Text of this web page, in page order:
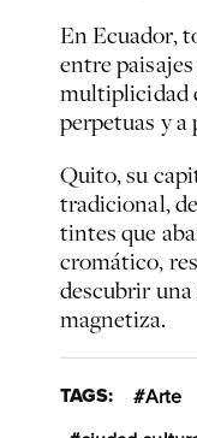
En Ecuador,
entre
multiplicidad
perpetuas y a
Quito, su
tradicional,
tintes que
cromático,
descubrir
magnetiza.
TAGS: Arte